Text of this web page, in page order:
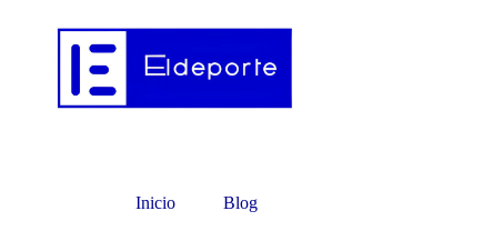
Inicio Blog